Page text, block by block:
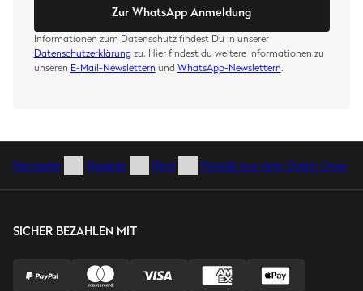
Zur WhatsApp Anmeldung
Informationen zum Datenschutz findest Du in unserer
Datenschutzerklärung zu. Hier findest du weitere Informationen zu
unseren E-Mail-Newslettern und WhatsApp-Newslettern.
Startseite Rezepte Rind Pörkölt aus dem Dutch Oven
SICHER BEZAHLEN MIT